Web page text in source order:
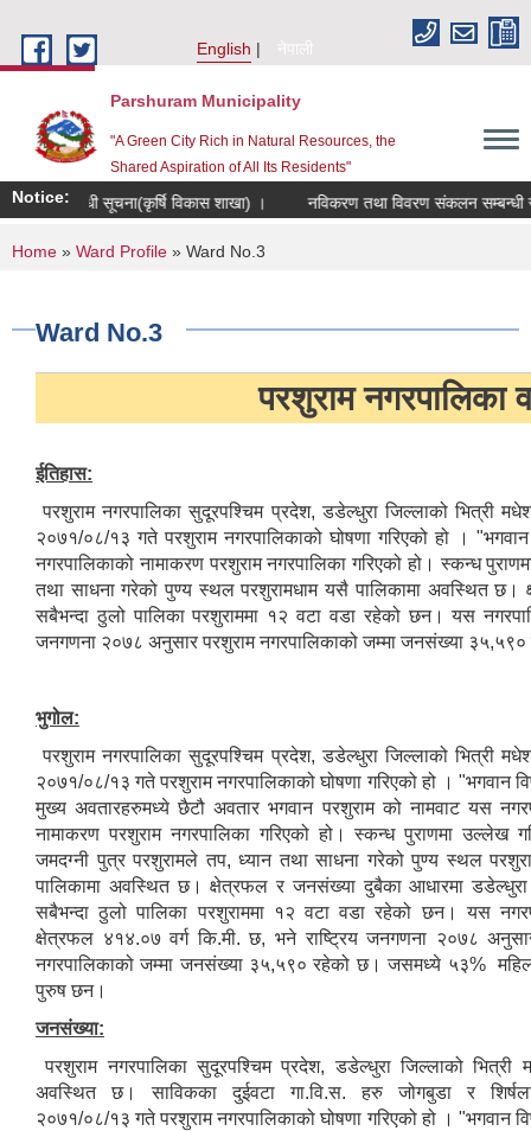
English
नेपाली
Parshuram Municipality
"A Green City Rich in Natural Resources, the
Shared Aspiration of All Its Residents"
Notice:
सम्बन्धी सूचना(कृर्षि विकास शाखा) । नविकरण तथा विवरण संकलन सम्बन्धी सूचना
You are here
Home » Ward Profile » Ward No.3
Ward No.3
परशुराम नगरपालिका
ईतिहास:
परशुराम नगरपालिका सुदूरपश्चिम प्रदेश, डडेल्धुरा जिल्लाको भित्री
२०७१/०८/१३ गते परशुराम नगरपालिकाको घोषणा गरिएको हो ।
नगरपालिकाको नामाकरण परशुराम नगरपालिका गरिएको हो। स्कन्ध
तथा साधना गरेको पुण्य स्थल परशुरामधाम यसै पालिकामा अवस्थित
सबैभन्दा ठुलो पालिका परशुराममा १२ वटा वडा रहेको छन। यस
जनगणना २०७८ अनुसार परशुराम नगरपालिकाको जम्मा जनसंख्या
भुगोल:
परशुराम नगरपालिका सुदूरपश्चिम प्रदेश, डडेल्धुरा जिल्लाको भित्री
२०७१/०८/१३ गते परशुराम नगरपालिकाको घोषणा गरिएको हो । "भगवान
मुख्य अवतारहरुमध्ये छैटौ अवतार भगवान परशुराम को नामवाट यस
नामाकरण परशुराम नगरपालिका गरिएको हो। स्कन्ध पुराणमा उल्लेख
जमदग्नी पुत्र परशुरामले तप, ध्यान तथा साधना गरेको पुण्य स्थल
पालिकामा अवस्थित छ। क्षेत्रफल र जनसंख्या दुबैका आधारमा डडेल्धुरा
सबैभन्दा ठुलो पालिका परशुराममा १२ वटा वडा रहेको छन। यस
क्षेत्रफल ४१४.०७ वर्ग कि.मी. छ, भने राष्ट्रिय जनगणना २०७८
नगरपालिकाको जम्मा जनसंख्या ३५,५९० रहेको छ। जसमध्ये ५३%
पुरुष छन।
जनसंख्या:
परशुराम नगरपालिका सुदूरपश्चिम प्रदेश, डडेल्धुरा जिल्लाको भित्री
अवस्थित छ। साविकका दुईवटा गा.वि.स. हरु जोगबुडा र
२०७१/०८/१३ गते परशुराम नगरपालिकाको घोषणा गरिएको हो । "भगवान